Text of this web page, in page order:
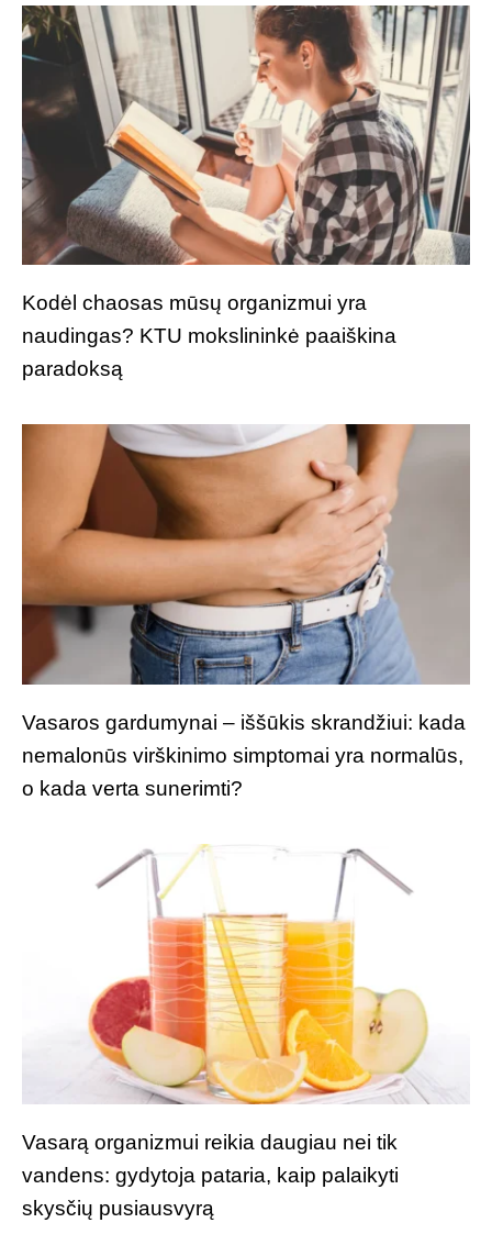
Kodėl chaosas mūsų organizmui yra
naudingas? KTU mokslininkė paaiškina
paradoksą
Vasaros gardumynai – iššūkis skrandžiui: kada
nemalonūs virškinimo simptomai yra normalūs,
o kada verta sunerimti?
Vasarą organizmui reikia daugiau nei tik
vandens: gydytoja pataria, kaip palaikyti
skysčių pusiausvyrą